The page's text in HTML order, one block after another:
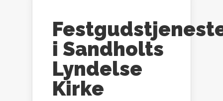
i Sandholts
Lyndelse
Kirke